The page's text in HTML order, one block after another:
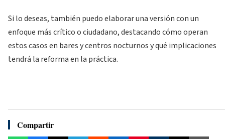
Si lo deseas, también puedo elaborar una versión con un
enfoque más crítico o ciudadano, destacando cómo operan
estos casos en bares y centros nocturnos y qué implicaciones
tendrá la reforma en la práctica.
Compartir